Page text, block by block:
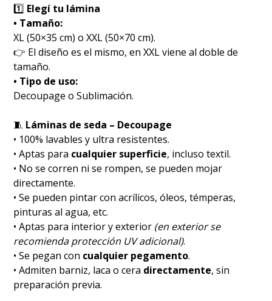
1️⃣ Elegí tu lámina
• Tamaño:
XL (50×35 cm) o XXL (50×70 cm).
👉 El diseño es el mismo, en XXL viene al doble de
tamaño.
• Tipo de uso:
Decoupage o Sublimación.
🧵 Láminas de seda – Decoupage
• 100% lavables y ultra resistentes.
• Aptas para cualquier superficie, incluso textil.
• No se corren ni se rompen, se pueden mojar
directamente.
• Se pueden pintar con acrílicos, óleos, témperas,
pinturas al agua, etc.
• Aptas para interior y exterior (en exterior se
recomienda protección UV adicional).
• Se pegan con cualquier pegamento.
• Admiten barniz, laca o cera directamente, sin
preparación previa.